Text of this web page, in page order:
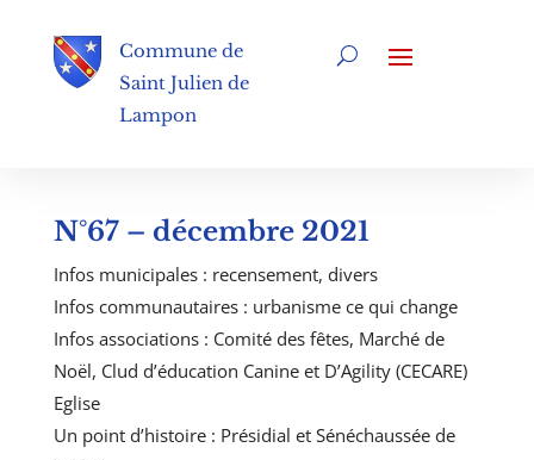
Commune de
Saint Julien de
Lampon
N°67 – décembre 2021
Infos municipales : recensement, divers
Infos communautaires : urbanisme ce qui change
Infos associations : Comité des fêtes, Marché de
Noël, Clud d’éducation Canine et D’Agility (CECARE)
Eglise
Un point d’histoire : Présidial et Sénéchaussée de